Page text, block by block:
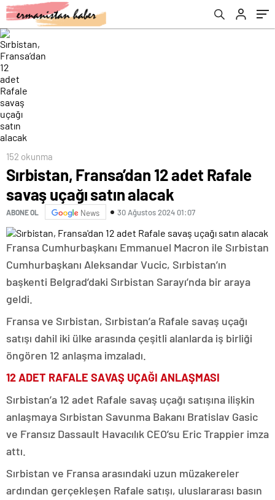
152 okunma
Sırbistan, Fransa’dan 12 adet Rafale
savaş uçağı satın alacak
ABONE OL News 30 Ağustos 2024 01:07
Fransa Cumhurbaşkanı Emmanuel Macron ile Sırbistan
Cumhurbaşkanı Aleksandar Vucic, Sırbistan’ın
başkenti Belgrad’daki Sırbistan Sarayı’nda bir araya
geldi.
Fransa ve Sırbistan, Sırbistan’a Rafale savaş uçağı
satışı dahil iki ülke arasında çeşitli alanlarda iş birliği
öngören 12 anlaşma imzaladı.
12 ADET RAFALE SAVAŞ UÇAĞI ANLAŞMASI
Sırbistan’a 12 adet Rafale savaş uçağı satışına ilişkin
anlaşmaya Sırbistan Savunma Bakanı Bratislav Gasic
ve Fransız Dassault Havacılık CEO’su Eric Trappier imza
attı.
Sırbistan ve Fransa arasındaki uzun müzakereler
ardından gerçekleşen Rafale satışı, uluslararası basın